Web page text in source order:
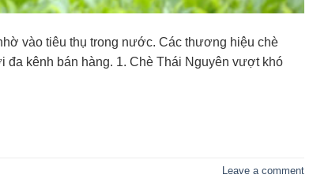
vào tiêu thụ trong nước. Các thương hiệu chè
kênh bán hàng. 1. Chè Thái Nguyên vượt khó
Leave a comment